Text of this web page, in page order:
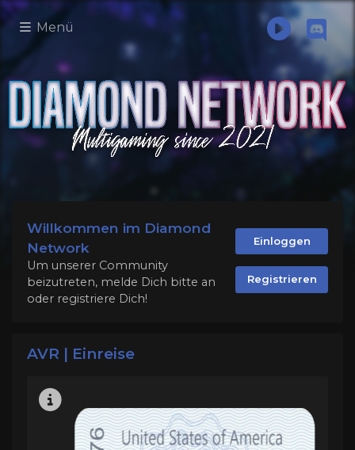
Menü
Willkommen im Diamond
Network
Um unserer Community
beizutreten, melde Dich bitte an
oder registriere Dich!
Einloggen
Registrieren
AVR | Einreise